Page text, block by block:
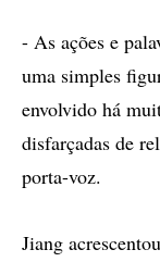
- As ações e
uma simples
envolvido há
disfarçadas de
porta-voz.
Jiang